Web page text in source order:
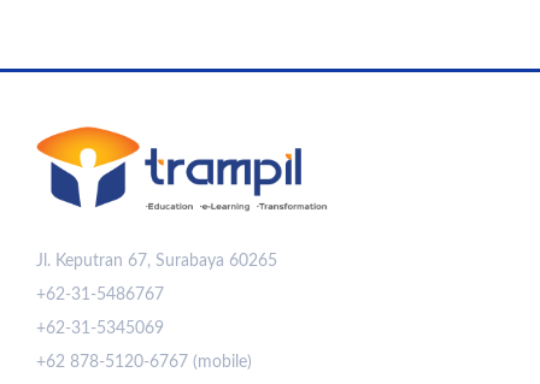
Jl. Keputran 67, Surabaya 60265
+62-31-5486767
+62-31-5345069
+62 878-5120-6767 (mobile)